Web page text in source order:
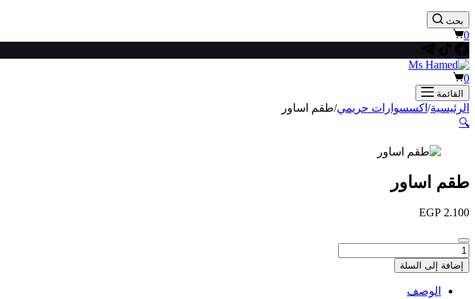
بحث
عربة
0
عربة
التسوق
0
القائمة
الرئيسية/ اكسسوارات حريمي/طقم اساور
🔍
طقم اساور
EGP 2.100
كمية
طقم
اساور
إضافة إلى السلة
الوصف